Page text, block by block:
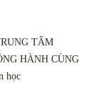
TÂM
HÀNH CÙNG
học